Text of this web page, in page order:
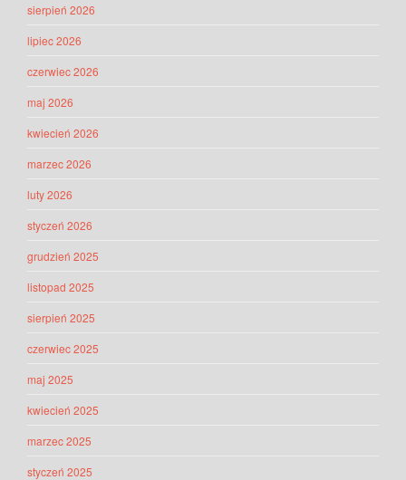
sierpień 2026
lipiec 2026
czerwiec 2026
maj 2026
kwiecień 2026
marzec 2026
luty 2026
styczeń 2026
grudzień 2025
listopad 2025
sierpień 2025
czerwiec 2025
maj 2025
kwiecień 2025
marzec 2025
styczeń 2025